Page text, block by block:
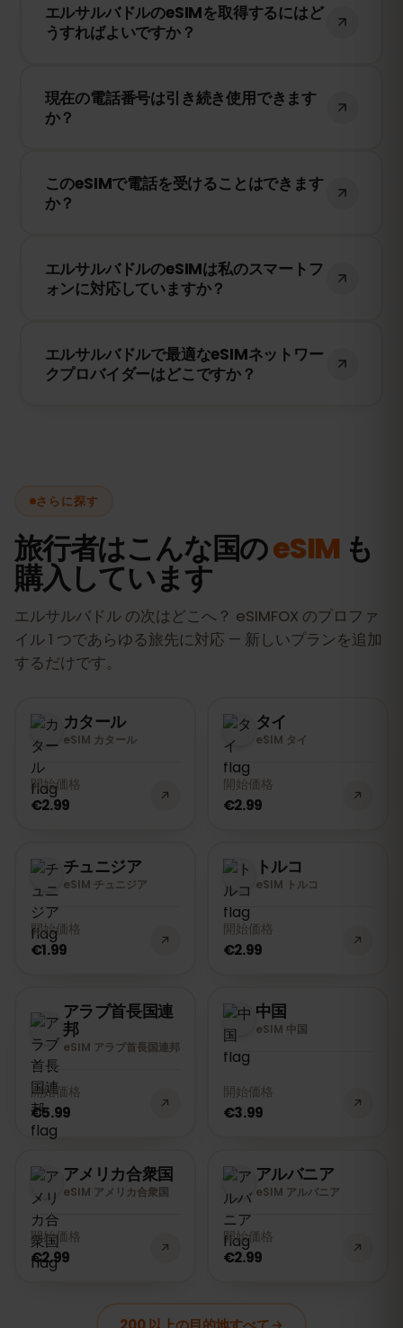
ネットワークのみを利用するため、最適な
eSIMサービスです。
エルサルバドルのeSIMを取得するにはど
うすればよいですか？
プランを選択して、eSIMのインストール手
順に従ってください。
現在の電話番号は引き続き使用できます
か？
す。ただし、ローミング料金が発生する可
能性があるため、WhatsAppなどのアプリ
このeSIMで電話を受けることはできます
か？
し、WhatsApp、FaceTime、Skypeなどの
アプリを使用して通話できます。
エルサルバドルのeSIMは私のスマートフ
ォンに対応していますか？
るかどうかを確認してください。また、端
末がキャリアにロックされていないことを
エルサルバドルで最適なeSIMネットワー
クプロバイダーはどこですか？
さらに探す
旅行者はこんな国のeSIM も
購入しています
エルサルバドル の次はどこへ？ eSIMFOX のプロファ
イル 1 つであらゆる旅先に対応 — 新しいプランを追加
するだけです。
カタール
eSIM カタール
開始価格
€2.99
タイ
eSIM タイ
開始価格
€2.99
チュニジア
eSIM チュニジア
開始価格
€1.99
トルコ
eSIM トルコ
開始価格
€2.99
アラブ首長国連
邦
eSIM アラブ首長国連邦
開始価格
€5.99
中国
eSIM 中国
開始価格
€3.99
アメリカ合衆国
eSIM アメリカ合衆国
開始価格
€2.99
アルバニア
eSIM アルバニア
開始価格
€2.99